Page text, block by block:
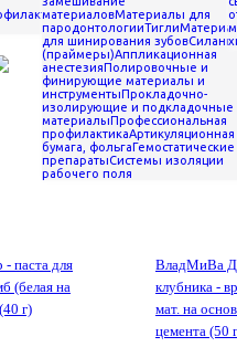
материаловМатериалы для
пародонтологииТигли
для шинирования зубовСиланы
(праймеры)Аппликационная
анестезияПолировочные и
финирующие материалы и
инструментыПрокладочно-
изолирующие и подкладочные
материалыПрофессиональная
профилактикаАртикуляционная
бумага, фольгаГемостатические
препаратыСистемы изоляции
рабочего поля
Показать товары в наличии
паста для
(белая на
г)
ВладМиВа
клубника -
мат. на
цемента (50